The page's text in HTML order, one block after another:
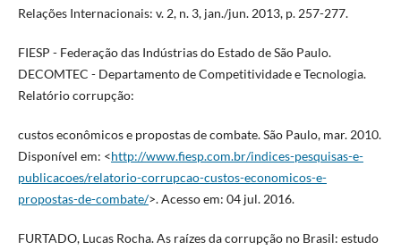
Relações Internacionais: v. 2, n. 3, jan./jun. 2013, p. 257-277.
FIESP - Federação das Indústrias do Estado de São Paulo.
DECOMTEC - Departamento de Competitividade e Tecnologia.
Relatório corrupção:
custos econômicos e propostas de combate. São Paulo, mar. 2010.
Disponível em: <http://www.fiesp.com.br/indices-pesquisas-e-
publicacoes/relatorio-corrupcao-custos-economicos-e-
propostas-de-combate/>. Acesso em: 04 jul. 2016.
FURTADO, Lucas Rocha. As raízes da corrupção no Brasil: estudo